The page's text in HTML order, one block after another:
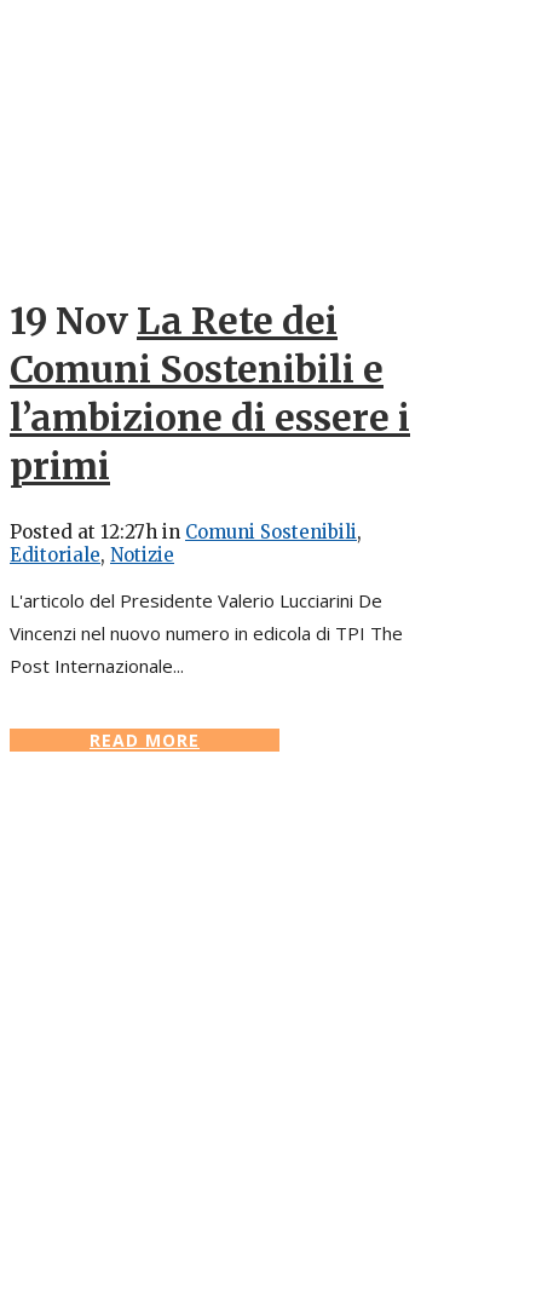
19 Nov La Rete dei
Comuni Sostenibili e
l’ambizione di essere i
primi
Posted at 12:27h in Comuni Sostenibili,
Editoriale, Notizie
L'articolo del Presidente Valerio Lucciarini De
Vincenzi nel nuovo numero in edicola di TPI The
Post Internazionale...
READ MORE